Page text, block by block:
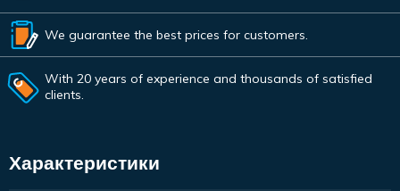
We guarantee the best prices for customers.
With 20 years of experience and thousands of satisfied
clients.
Характеристики